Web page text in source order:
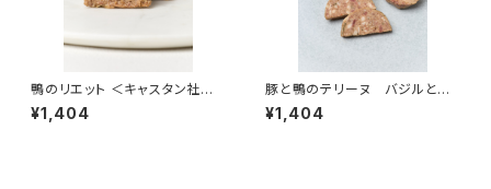
鴨のリエット ＜キャスタン社＞
(フランス)
¥1,404
豚と鴨のテリーヌ バジルと燻
製の香り ＜キャスタン社＞(フラ
ンス)
¥1,404